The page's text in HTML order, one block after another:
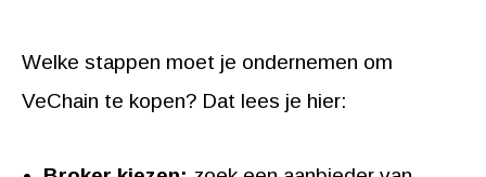
Welke stappen moet je ondernemen om
VeChain te kopen? Dat lees je hier: